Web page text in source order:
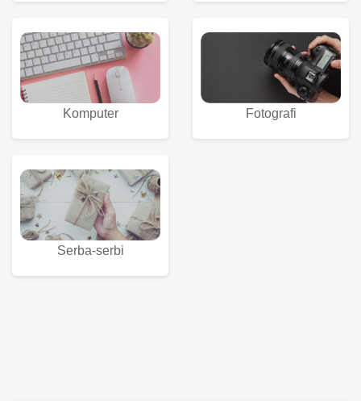
Komputer Fotografi
Serba-serbi